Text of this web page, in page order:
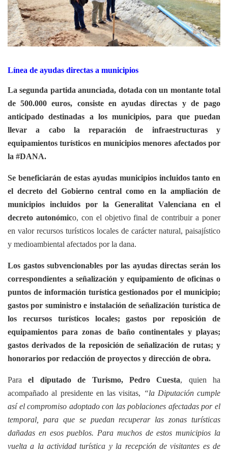
Línea de ayudas directas a municipios
La segunda partida anunciada, dotada con un montante total
de 500.000 euros, consiste en ayudas directas y de pago
anticipado destinadas a los municipios, para que puedan
llevar a cabo la reparación de infraestructuras y
equipamientos turísticos en municipios menores afectados por
la #DANA.
Se beneficiarán de estas ayudas municipios incluidos tanto en
el decreto del Gobierno central como en la ampliación de
municipios incluidos por la Generalitat Valenciana en el
decreto autonómico, con el objetivo final de contribuir a poner
en valor recursos turísticos locales de carácter natural, paisajístico
y medioambiental afectados por la dana.
Los gastos subvencionables por las ayudas directas serán los
correspondientes a señalización y equipamiento de oficinas o
puntos de información turística gestionados por el municipio;
gastos por suministro e instalación de señalización turística de
los recursos turísticos locales; gastos por reposición de
equipamientos para zonas de baño continentales y playas;
gastos derivados de la reposición de señalización de rutas; y
honorarios por redacción de proyectos y dirección de obra.
Parael diputado de Turismo, Pedro Cuesta, quien ha
acompañado al presidente en las visitas, “la Diputación cumple
así el compromiso adoptado con las poblaciones afectadas por el
temporal, para que se puedan recuperar las zonas turísticas
dañadas en esos pueblos. Para muchos de estos municipios la
vuelta a la actividad turística y la recepción de visitantes es de